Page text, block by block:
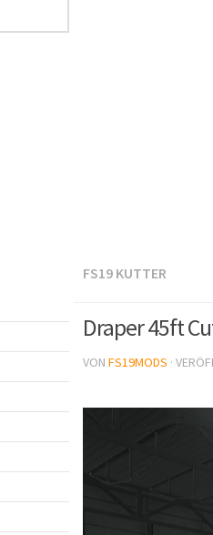
FS19 KUTTER
Draper 45ft
VON FS19MODS ·